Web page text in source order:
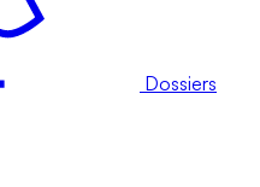
Dossiers